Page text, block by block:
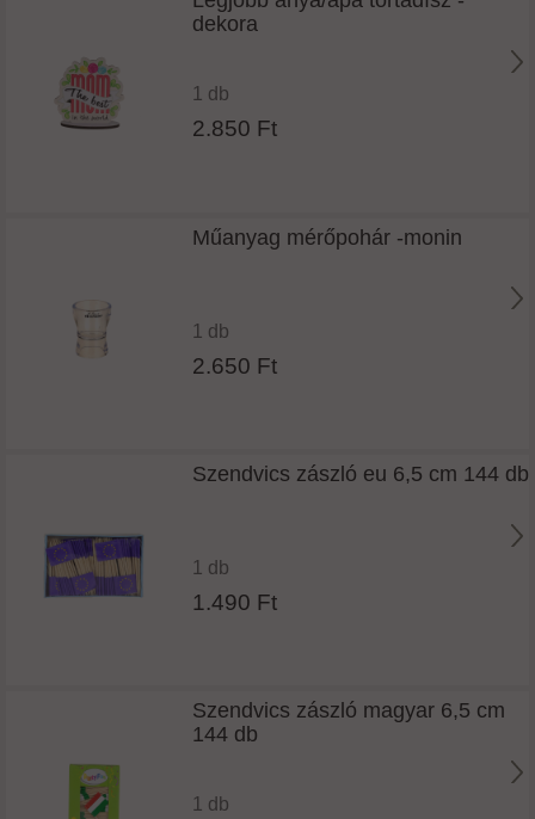
dekora
1 db
2.850 Ft
Műanyag mérőpohár -monin
1 db
2.650 Ft
Szendvics zászló eu 6,5 cm 144 db
1 db
1.490 Ft
Szendvics zászló magyar 6,5 cm
144 db
1 db